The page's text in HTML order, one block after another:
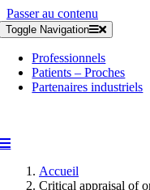
Passer au contenu
Toggle Navigation
Professionnels
Patients – Proches
Partenaires industriels
Accueil
Critical appraisal of